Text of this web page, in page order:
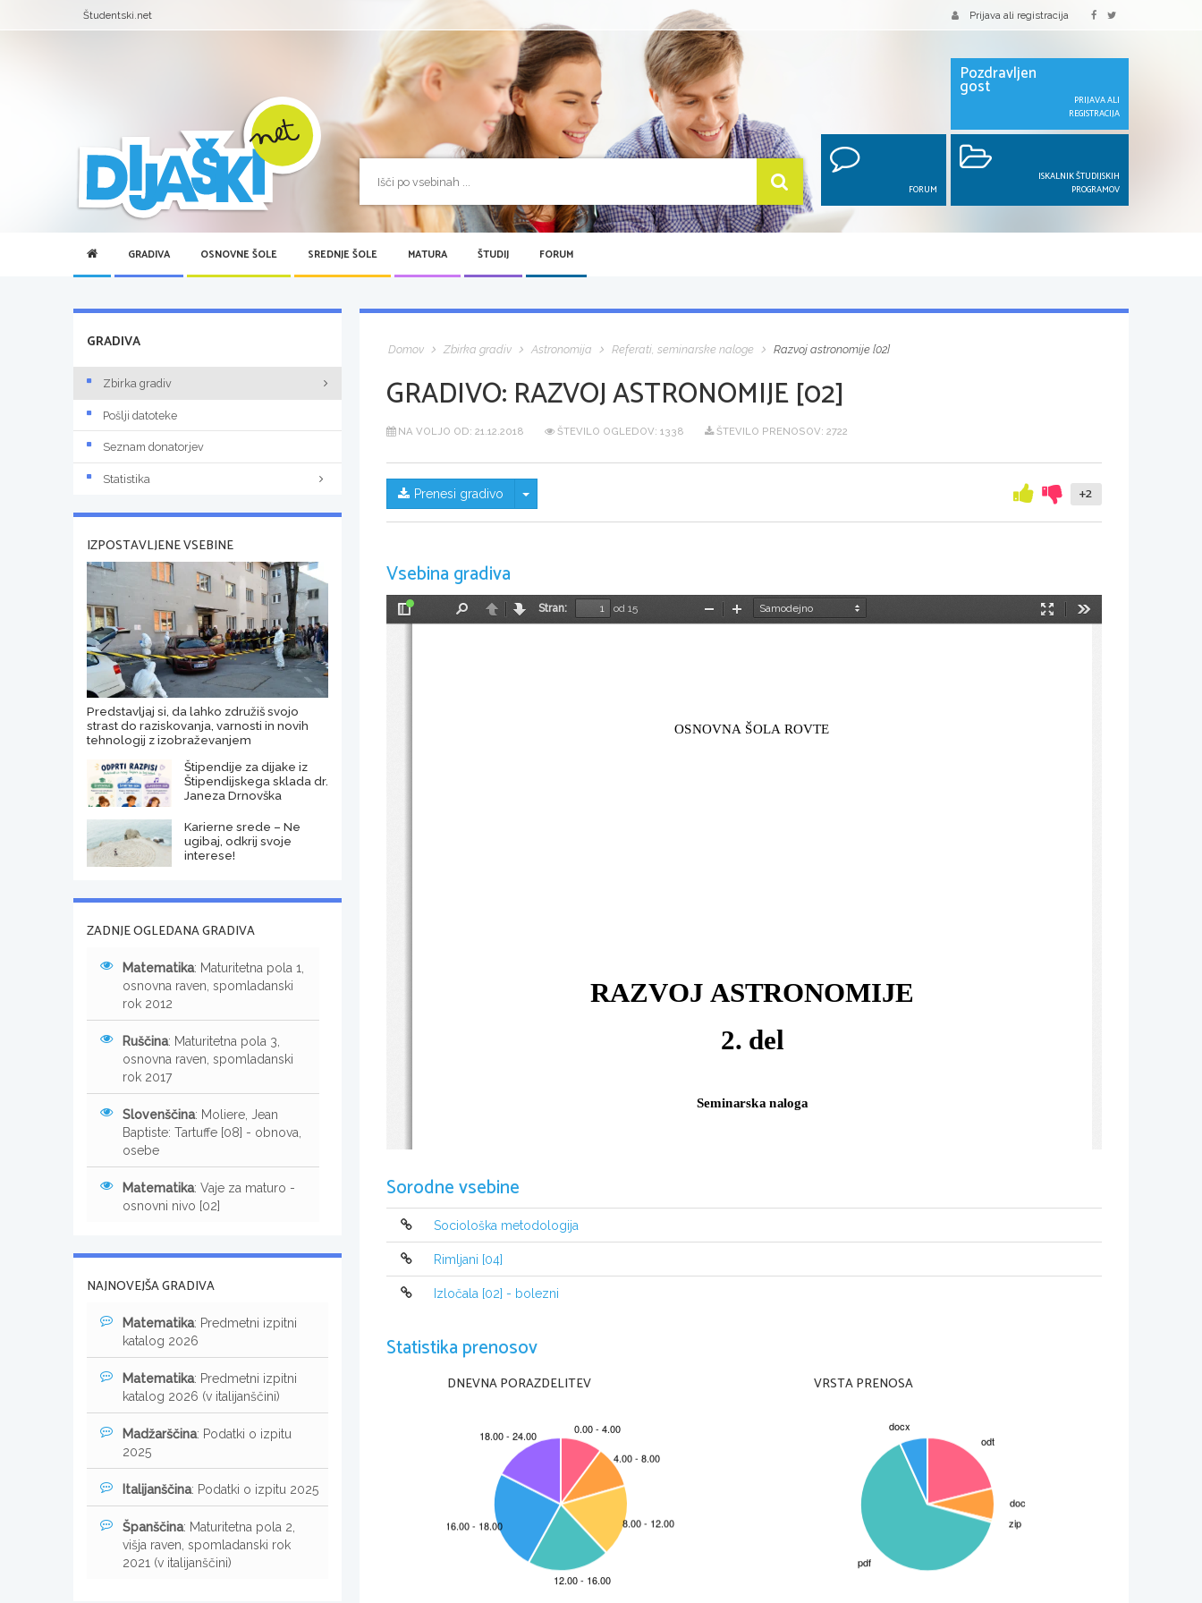
Študentski.net Prijava ali registracija
Pozdravljen
gost
PRIJAVA ALI
REGISTRACIJA
FORUM
ISKALNIK ŠTUDIJSKIH
PROGRAMOV
GRADIVA OSNOVNE ŠOLE SREDNJE ŠOLE MATURA ŠTUDIJ FORUM
Domov Zbirka gradiv Astronomija Referati, seminarske naloge Razvoj astronomije [02]
GRADIVO: RAZVOJ ASTRONOMIJE [02]
NA VOLJO OD: 21.12.2018 ŠTEVILO OGLEDOV: 1338 ŠTEVILO PRENOSOV: 2722
Prenesi gradivo Skrij/prikaži meni +2
Vsebina gradiva
Preklopi
NazajNaprej
Stran:
od 15
Način
PomanjšajPovečaj
OSNOVNA ŠOLA ROVTE
RAZVOJ ASTRONOMIJE
2. del
Seminarska naloga
Šolsko leto: 2011/12
Sorodne vsebine
Sociološka metodologija
Rimljani [04]
Izločala [02] - bolezni
Statistika prenosov
DNEVNA PORAZDELITEV VRSTA PRENOSA
GRADIVA
Zbirka gradiv
Pošlji datoteke
Seznam donatorjev
Statistika
IZPOSTAVLJENE VSEBINE
Predstavljaj si, da lahko združiš svojo
strast do raziskovanja, varnosti in novih
tehnologij z izobraževanjem
Štipendije za dijake iz
Štipendijskega sklada dr.
Janeza Drnovška
Karierne srede – Ne
ugibaj, odkrij svoje
interese!
ZADNJE OGLEDANA GRADIVA
Matematika: Maturitetna pola 1,
osnovna raven, spomladanski
rok 2012
Ruščina: Maturitetna pola 3,
osnovna raven, spomladanski
rok 2017
Slovenščina: Moliere, Jean
Baptiste: Tartuffe [08] - obnova,
osebe
Matematika: Vaje za maturo -
osnovni nivo [02]
NAJNOVEJŠA GRADIVA
Matematika: Predmetni izpitni
katalog 2026
Matematika: Predmetni izpitni
katalog 2026 (v italijanščini)
Madžarščina: Podatki o izpitu
2025
Italijanščina: Podatki o izpitu 2025
Španščina: Maturitetna pola 2,
višja raven, spomladanski rok
2021 (v italijanščini)